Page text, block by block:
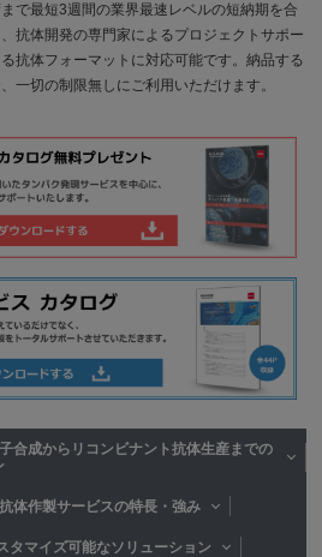
で最短3週間の業界最速レベルの短納期を合
抗体開発の専門家によるプロジェクトサポー
抗体フォーマットに対応可能です。納品する
一切の制限無しにご利用いただけます。
合成からリコンビナント抗体生産までの
体作製サービスの特長・強み
タマイズ可能なソリューション